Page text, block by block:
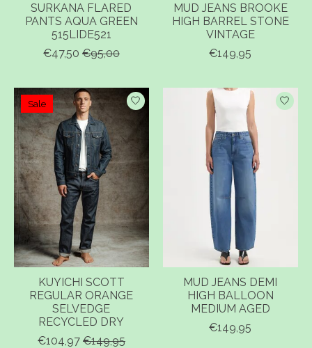
SURKANA FLARED
PANTS AQUA GREEN
515LIDE521
€47,50 €95,00
MUD JEANS BROOKE
HIGH BARREL STONE
VINTAGE
€149,95
Sale
KUYICHI SCOTT
REGULAR ORANGE
SELVEDGE
RECYCLED DRY
€104,97 €149,95
MUD JEANS DEMI
HIGH BALLOON
MEDIUM AGED
€149,95